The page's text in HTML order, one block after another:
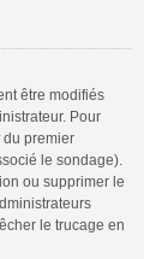
être modifiés
Pour
du premier
le sondage).
ou supprimer le
le trucage en